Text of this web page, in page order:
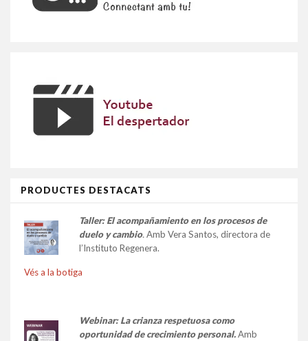
PRODUCTES DESTACATS
Taller: El acompañamiento en los procesos de
duelo y cambio. Amb Vera Santos, directora de
l’Instituto Regenera.
Vés a la botiga
Webinar: La crianza respetuosa como
oportunidad de crecimiento personal.Amb